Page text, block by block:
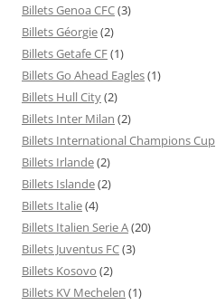
Billets Genoa CFC(3)
Billets Géorgie(2)
Billets Getafe CF(1)
Billets Go Ahead Eagles(1)
Billets Hull City(2)
Billets Inter Milan (2)
Billets International Champions Cup
Billets Irlande(2)
Billets Islande(2)
Billets Italie(4)
Billets Italien Serie A(20)
Billets Juventus FC(3)
Billets Kosovo (2)
Billets KV Mechelen (1)